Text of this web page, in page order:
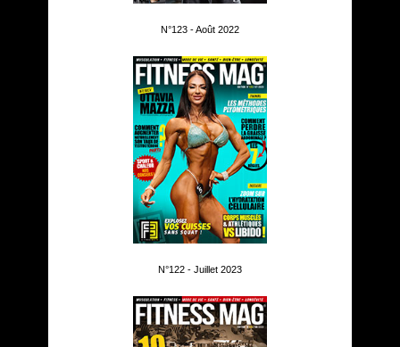
N°123 - Août 2022
N°122 - Juillet 2023